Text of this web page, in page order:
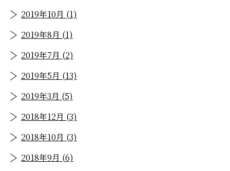
2019年10月 (1)
2019年8月 (1)
2019年7月 (2)
2019年5月 (13)
2019年3月 (5)
2018年12月 (3)
2018年10月 (3)
2018年9月 (6)